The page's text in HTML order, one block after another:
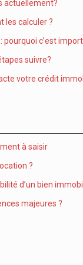
actuellement?
les calculer ?
pourquoi c’est
suivre?
votre crédit
à saisir
?
d’un bien
majeures ?